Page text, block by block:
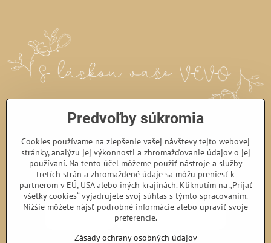
Predvoľby súkromia
Cookies používame na zlepšenie vašej návštevy tejto webovej
stránky, analýzu jej výkonnosti a zhromažďovanie údajov o jej
používaní. Na tento účel môžeme použiť nástroje a služby
tretích strán a zhromaždené údaje sa môžu preniesť k
partnerom v EÚ, USA alebo iných krajinách. Kliknutím na „Prijať
všetky cookies“ vyjadrujete svoj súhlas s týmto spracovaním.
Nižšie môžete nájsť podrobné informácie alebo upraviť svoje
preferencie.
Zásady ochrany osobných údajov